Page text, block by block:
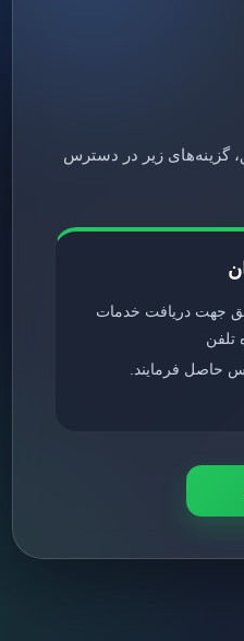
گزینه‌های زیر در دسترس
جهت دریافت خدمات
تلفن
حاصل فرمایند.